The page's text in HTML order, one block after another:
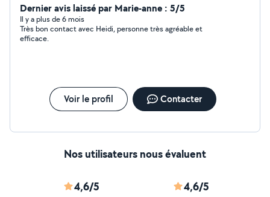
gardes/visites, je suis assez polyvalente. J'ai des
compétences dans l'accompagnement d'enfants,
d'adultes et personnes âgées porteurs ou non de
handicaps moteurs et/ou psychique. Je peux vous aider
soutien psychologique / écoute..) N'hésitez pas à me
contacter et je vous répondrais dans les meilleurs
Dernier avis laissé par Marie-anne : 5/5
Il y a plus de 6 mois
Très bon contact avec Heidi, personne très agréable et
efficace.
Voir le profil Contacter
Nos utilisateurs nous évaluent
4,6/5 4,6/5